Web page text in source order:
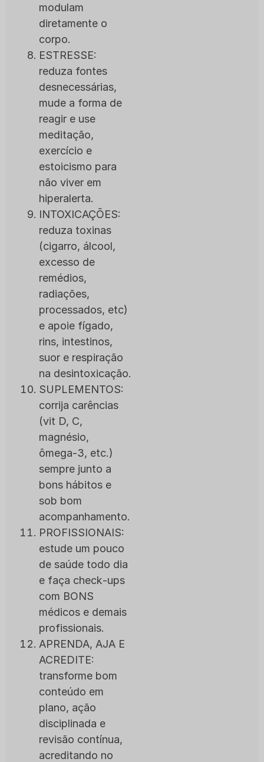
modulam
diretamente o
corpo.
ESTRESSE:
reduza fontes
desnecessárias,
mude a forma de
reagir e use
meditação,
exercício e
estoicismo para
não viver em
hiperalerta.
INTOXICAÇÕES:
reduza toxinas
(cigarro, álcool,
excesso de
remédios,
radiações,
processados, etc)
e apoie fígado,
rins, intestinos,
suor e respiração
na desintoxicação.
SUPLEMENTOS:
corrija carências
(vit D, C,
magnésio,
ômega‑3, etc.)
sempre junto a
bons hábitos e
sob bom
acompanhamento.
PROFISSIONAIS:
estude um pouco
de saúde todo dia
e faça check‑ups
com BONS
médicos e demais
profissionais.
APRENDA, AJA E
ACREDITE:
transforme bom
conteúdo em
plano, ação
disciplinada e
revisão contínua,
acreditando no